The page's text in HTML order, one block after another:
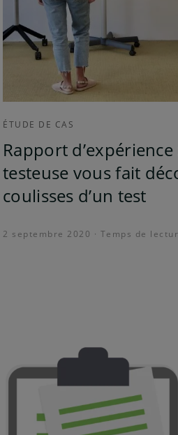
ÉTUDE DE CAS
Rapport
testeuse vous fait
coulisses d’un test
2 septembre 2020 · Temps de